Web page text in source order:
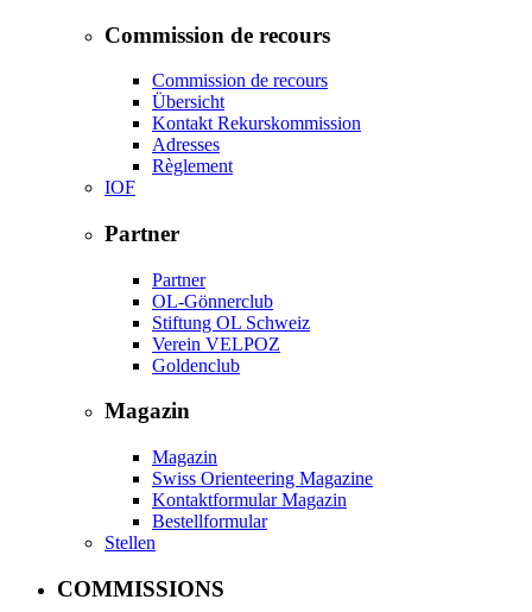
Commission de recours
Commission de recours
Übersicht
Kontakt Rekurskommission
Adresses
Règlement
IOF
Partner
Partner
OL-Gönnerclub
Stiftung OL Schweiz
Verein VELPOZ
Goldenclub
Magazin
Magazin
Swiss Orienteering Magazine
Kontaktformular Magazin
Bestellformular
Stellen
COMMISSIONS